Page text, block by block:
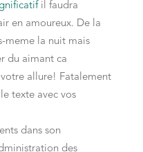
il faudra
en amoureux. De la
meme la nuit mais
du aimant ca
allure! Fatalement
texte avec vos
dans son
des